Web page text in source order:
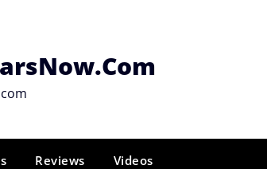
Reviews Videos